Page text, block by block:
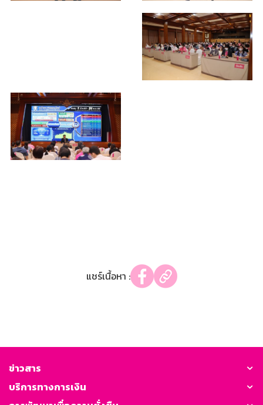
แชร์เนื้อหา :
ข่าวสาร
บริการทางการเงิน